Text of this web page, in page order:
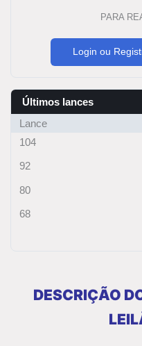
PARA
Login ou
Últimos lances
Lance
104
92
80
68
DESCRIÇÃO